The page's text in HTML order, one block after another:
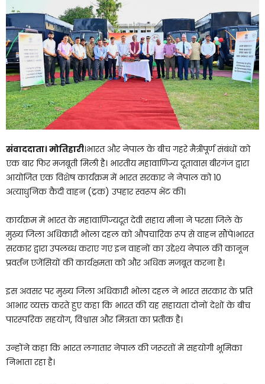
संवाददाता। मोतिहारी।भारत और नेपाल के बीच गहरे मैत्रीपूर्ण संबंधों को
एक बार फिर मजबूती मिली है। भारतीय महावाणिज्य दूतावास बीरगंज द्वारा
आयोजित एक विशेष कार्यक्रम में भारत सरकार ने नेपाल को 10
अत्याधुनिक कैदी वाहन (ट्रक) उपहार स्वरूप भेंट की।
कार्यक्रम में भारत के महावाणिज्यदूत देवी सहाय मीना ने परसा जिले के
मुख्य जिला अधिकारी भोला दहल को औपचारिक रूप से वाहन सौंपे।भारत
सरकार द्वारा उपलब्ध कराए गए इन वाहनों का उद्देश्य नेपाल की कानून
प्रवर्तन एजेंसियों की कार्यक्षमता को और अधिक मजबूत करना है।
इस अवसर पर मुख्य जिला अधिकारी भोला दहल ने भारत सरकार के प्रति
आभार व्यक्त करते हुए कहा कि भारत की यह सहायता दोनों देशों के बीच
पारस्परिक सहयोग, विश्वास और मित्रता का प्रतीक है।
उन्होंने कहा कि भारत लगातार नेपाल की जरूरतों में सहयोगी भूमिका
निभाता रहा है।